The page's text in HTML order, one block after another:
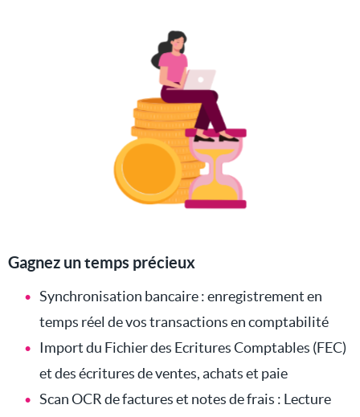
Gagnez un temps précieux
Synchronisation bancaire : enregistrement en
temps réel de vos transactions en comptabilité
Import du Fichier des Ecritures Comptables (FEC)
et des écritures de ventes, achats et paie
Scan OCR de factures et notes de frais : Lecture